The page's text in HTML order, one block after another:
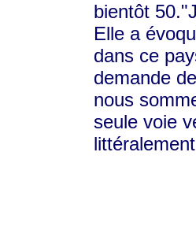
bientôt
Elle a
dans ce
demande
nous
seule voie